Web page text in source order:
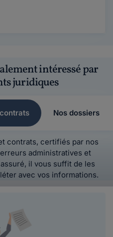
intéressé par
juridiques
Nos dossiers
contrats, certifiés par nos
administratives et
il vous suffit de les
avec vos informations.